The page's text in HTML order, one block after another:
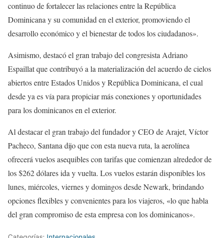
continuo de fortalecer las relaciones entre la República
Dominicana y su comunidad en el exterior, promoviendo el
desarrollo económico y el bienestar de todos los ciudadanos».
Asimismo, destacó el gran trabajo del congresista Adriano
Espaillat que contribuyó a la materialización del acuerdo de cielos
abiertos entre Estados Unidos y República Dominicana, el cual
desde ya es vía para propiciar más conexiones y oportunidades
para los dominicanos en el exterior.
Al destacar el gran trabajo del fundador y CEO de Arajet, Víctor
Pacheco, Santana dijo que con esta nueva ruta, la aerolínea
ofrecerá vuelos asequibles con tarifas que comienzan alrededor de
los $262 dólares ida y vuelta. Los vuelos estarán disponibles los
lunes, miércoles, viernes y domingos desde Newark, brindando
opciones flexibles y convenientes para los viajeros, «lo que habla
del gran compromiso de esta empresa con los dominicanos».